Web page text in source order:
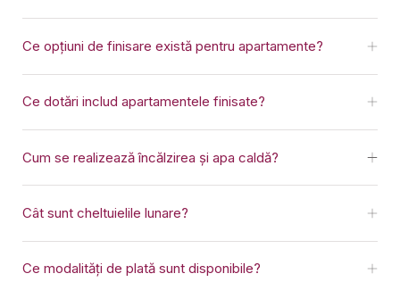
Ce opțiuni de finisare există pentru apartamente?
Ce dotări includ apartamentele finisate?
Cum se realizează încălzirea și apa caldă?
Cât sunt cheltuielile lunare?
Ce modalități de plată sunt disponibile?